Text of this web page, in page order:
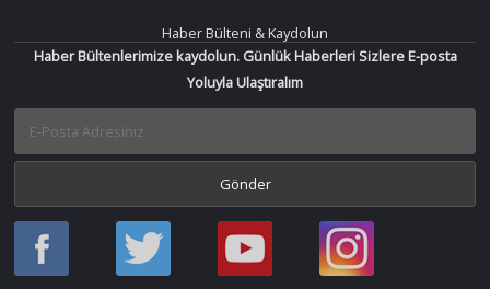
Haber Bülteni & Kaydolun
Haber Bültenlerimize kaydolun. Günlük Haberleri Sizlere E-posta
Yoluyla Ulaştıralım
Haber
Oku
Haber
Oku
Bir
Haber
Bir
Haber